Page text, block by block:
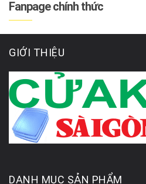
Fanpage chính thức
GIỚI THIỆU
DANH MỤC SẢN PHẨM